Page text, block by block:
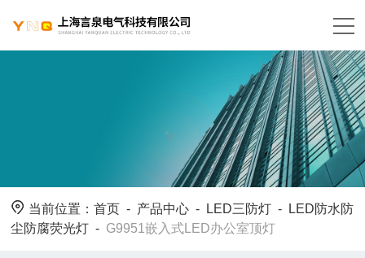
当前位置：首页 - 产品中心 - LED三防灯 -
LED防水防
尘防腐荧光灯 - G9951嵌入式LED办公室顶灯